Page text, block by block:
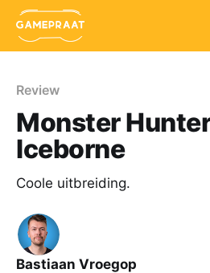
Review
Monster
Iceborne
Coole uitbreiding.
Bastiaan Vroegop